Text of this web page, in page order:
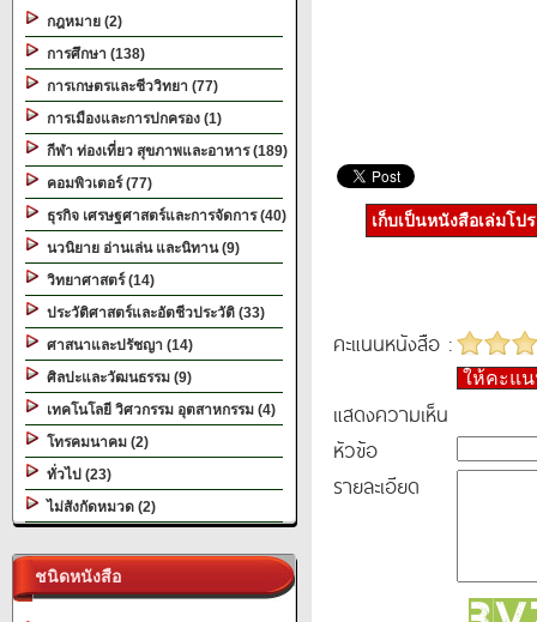
กฎหมาย (2)
การศึกษา (138)
การเกษตรและชีววิทยา (77)
การเมืองและการปกครอง (1)
กีฬา ท่องเที่ยว สุขภาพและอาหาร (189)
คอมพิวเตอร์ (77)
ธุรกิจ เศรษฐศาสตร์และการจัดการ (40)
นวนิยาย อ่านเล่น และนิทาน (9)
วิทยาศาสตร์ (14)
ประวัติศาสตร์และอัตชีวประวัติ (33)
ศาสนาและปรัชญา (14)
ศิลปะและวัฒนธรรม (9)
เทคโนโลยี วิศวกรรม อุตสาหกรรม (4)
โทรคมนาคม (2)
ทั่วไป (23)
ไม่สังกัดหมวด (2)
ชนิดหนังสือ
เก็บเป็นหนังสือเล่มโป
คะแนนหนังสือ :
ให้คะแ
แสดงความเห็น
หัวข้อ
รายละเอียด